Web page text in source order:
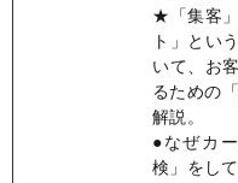
★「集客
ト」とい
いて、お
るための
解説。
●なぜカ
検」をし